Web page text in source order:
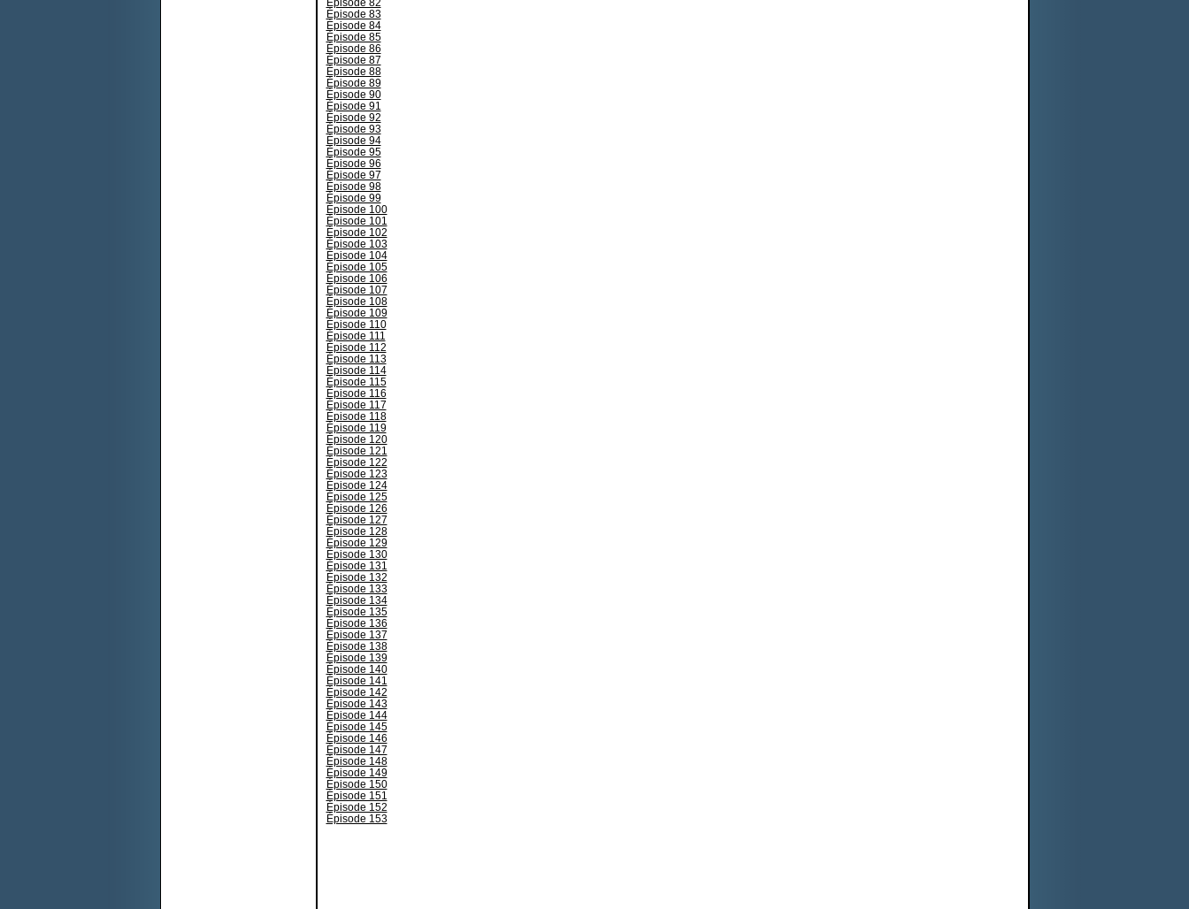
Épisode 82
Épisode 83
Épisode 84
Épisode 85
Épisode 86
Épisode 87
Épisode 88
Épisode 89
Épisode 90
Épisode 91
Épisode 92
Épisode 93
Épisode 94
Épisode 95
Épisode 96
Épisode 97
Épisode 98
Épisode 99
Épisode 100
Épisode 101
Épisode 102
Épisode 103
Épisode 104
Épisode 105
Épisode 106
Épisode 107
Épisode 108
Épisode 109
Épisode 110
Épisode 111
Épisode 112
Épisode 113
Épisode 114
Épisode 115
Épisode 116
Épisode 117
Épisode 118
Épisode 119
Épisode 120
Épisode 121
Épisode 122
Épisode 123
Épisode 124
Épisode 125
Épisode 126
Épisode 127
Épisode 128
Épisode 129
Épisode 130
Épisode 131
Épisode 132
Épisode 133
Épisode 134
Épisode 135
Épisode 136
Épisode 137
Épisode 138
Épisode 139
Épisode 140
Épisode 141
Épisode 142
Épisode 143
Épisode 144
Épisode 145
Épisode 146
Épisode 147
Épisode 148
Épisode 149
Épisode 150
Épisode 151
Épisode 152
Épisode 153